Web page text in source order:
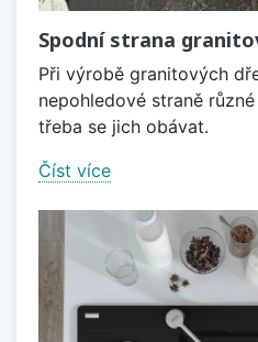
Spodní strana
Při výrobě granitových
nepohledové straně
třeba se jich obávat.
Číst více